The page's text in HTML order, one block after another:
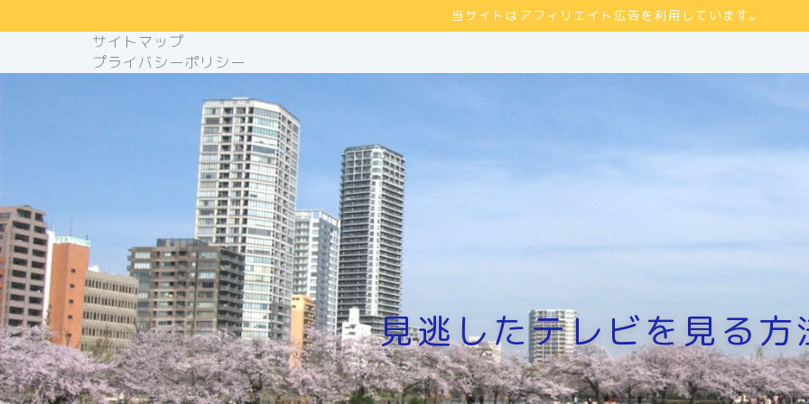
当サイトはアフィリエイト広告を利用しています。
サイトマップ
プライバシーポリシー
見逃したテレビを見る方